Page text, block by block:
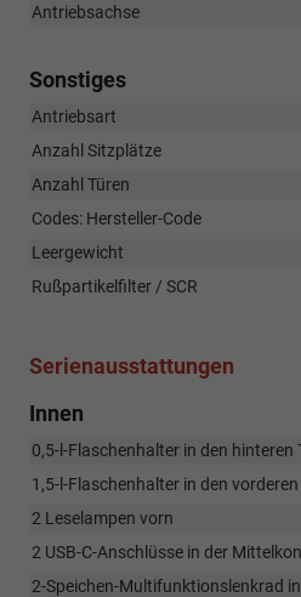
Antriebsachse
Sonstiges
Antriebsart
Anzahl Sitzplätze
Anzahl Türen
Codes: Hersteller-Code
Leergewicht
Rußpartikelfilter / SCR
Serienausstattungen
Innen
0,5-l-Flaschenhalter in den hinteren
1,5-l-Flaschenhalter in den vorderen
2 Leselampen vorn
2 USB-C-Anschlüsse in der
2-Speichen-Multifunktionslenkrad